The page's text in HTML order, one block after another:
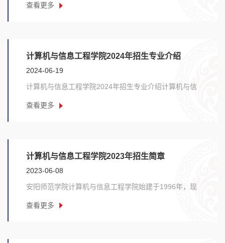
与......
查看更多
计算机与信息工程学院2024年招生专业介绍
2024-06-19
计算机与信息工程学院2024年招生专业介绍计算机与信
件......
查看更多
计算机与信息工程学院2023年招生简章
2023-06-08
安阳师范学院计算机与信息工程学院始建于1996年，现
程......
查看更多